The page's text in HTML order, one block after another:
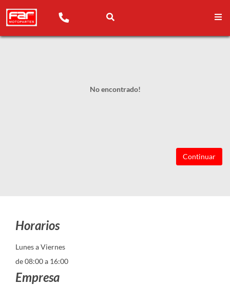
No encontrado!
Continuar
Horarios
Lunes a Viernes
de 08:00 a 16:00
Empresa